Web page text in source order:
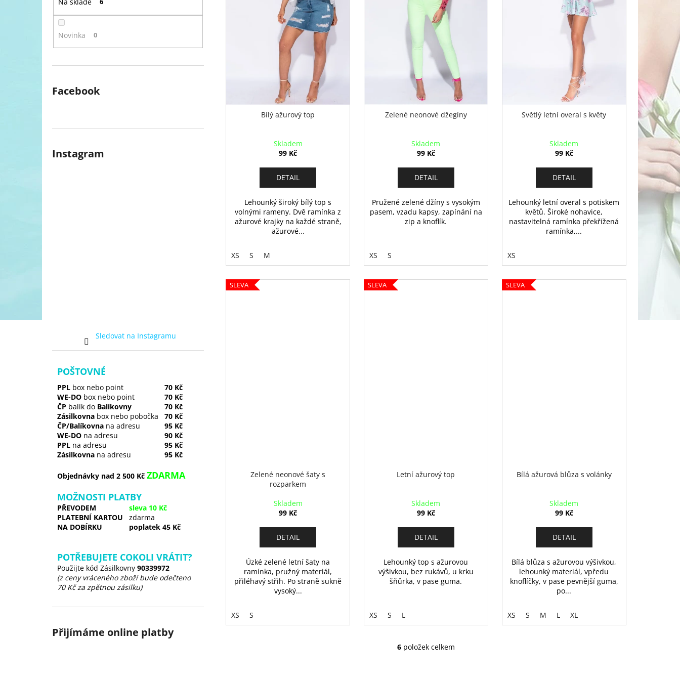
Novinka 0
Facebook
Instagram
Sledovat na Instagramu
POŠTOVNÉ
PPL box nebo point
70 Kč
WE-DO box nebo point
70 Kč
ČP balík do Balíkovny
70 Kč
Zásilkovna box nebo pobočka
70 Kč
ČP/Balíkovna na adresu
95 Kč
WE-DO na adresu
90 Kč
PPL na adresu
95 Kč
Zásilkovna na adresu 95 Kč
Objednávky nad 2 500 Kč ZDARMA
MOŽNOSTI PLATBY
PŘEVODEM
sleva 10 Kč
PLATEBNÍ KARTOU
zdarma
NA DOBÍRKU
poplatek 45 Kč
POTŘEBUJETE COKOLI VRÁTIT?
Použijte kód Zásilkovny 90339972
(z ceny vráceného zboží bude odečteno
70 Kč za zpětnou zásilku)
Přijímáme online platby
Bílý ažurový top
Skladem
99 Kč
DETAIL
Lehounký široký bílý top s
volnými rameny. Dvě ramínka z
ažurové krajky na každé straně,
ažurové...
XS S M
Zelené neonové džegíny
Skladem
99 Kč
DETAIL
Pružené zelené džíny s vysokým
pasem, vzadu kapsy, zapínání na
zip a knoflík.
XS S
Světlý letní overal s květy
Skladem
99 Kč
DETAIL
Lehounký letní overal s potiskem
květů. Široké nohavice,
nastavitelná ramínka překřížená
ramínka,...
XS
SLEVA
Zelené neonové šaty s
rozparkem
Skladem
99 Kč
DETAIL
Úzké zelené letní šaty na
ramínka, pružný materiál,
přiléhavý střih. Po straně sukně
vysoký...
XS S
SLEVA
Letní ažurový top
Skladem
99 Kč
DETAIL
Lehounký top s ažurovou
výšivkou, bez rukávů, u krku
šňůrka, v pase guma.
XS S L
SLEVA
Bílá ažurová blůza s volánky
Skladem
99 Kč
DETAIL
Bílá blůza s ažurovou výšivkou,
lehounký materiál, vpředu
knoflíčky, v pase pevnější guma,
po...
XS S M L XL
O
6 položek celkem